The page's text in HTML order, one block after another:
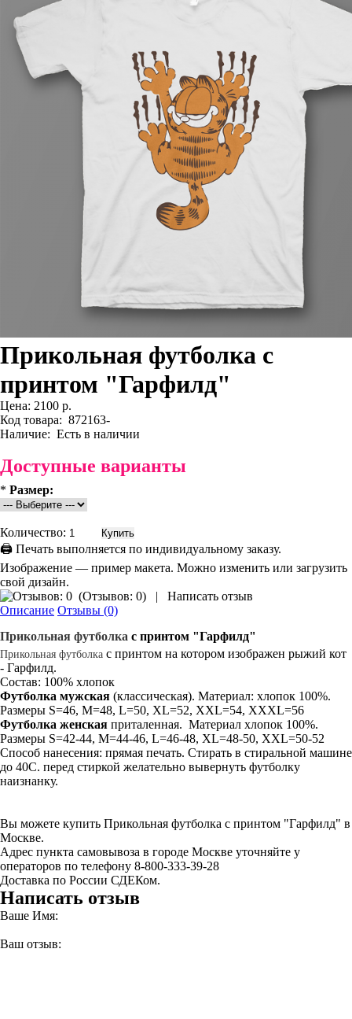
Прикольная футболка с
принтом "Гарфилд"
Цена: 2100 р.
Код товара: 872163-
Наличие: Есть в наличии
Доступные варианты
* Размер:
Количество:
🖨 Печать выполняется по индивидуальному заказу.
Изображение — пример макета. Можно изменить или загрузить
свой дизайн.
(Отзывов: 0) |
Написать отзыв
Описание Отзывы (0)
Прикольная футболка с принтом "Гарфилд"
Прикольная футболка с принтом на котором изображен рыжий кот
- Гарфилд.
Состав: 100% хлопок
Футболка мужская (классическая). Материал: хлопок 100%.
Размеры S=46, M=48, L=50, XL=52, XXL=54, XXXL=56
Футболка женская приталенная. Материал хлопок 100%.
Размеры S=42-44, M=44-46, L=46-48, XL=48-50, XXL=50-52
Способ нанесения: прямая печать. Стирать в стиральной машине
до 40С. перед стиркой желательно вывернуть футболку
наизнанку.
Вы можете купить Прикольная футболка с принтом "Гарфилд" в
Москве.
Адрес пункта самовывоза в городе Москве уточняйте у
операторов по телефону 8-800-333-39-28
Доставка по России СДЕКом.
Написать отзыв
Ваше Имя:
Ваш отзыв: